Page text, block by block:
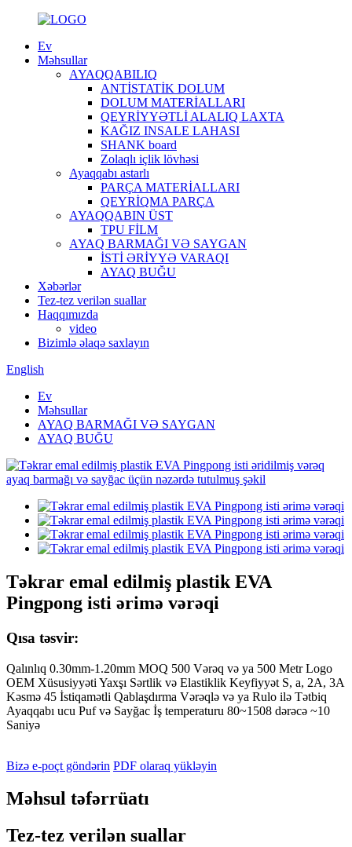
Ev
Məhsullar
AYAQQABILIQ
ANTİSTATİK DOLUM
DOLUM MATERİALLARI
QEYRİYYƏTLİ ALALIQ LAXTA
KAĞIZ INSALE LAHASI
SHANK board
Zolaqlı içlik lövhəsi
Ayaqqabı astarlı
PARÇA MATERİALLARI
QEYRİQMA PARÇA
AYAQQABIN ÜST
TPU FİLM
AYAQ BARMAĞI VƏ SAYGAN
İSTİ ƏRİYYƏ VARAQI
AYAQ BUĞU
Xəbərlər
Tez-tez verilən suallar
Haqqımızda
video
Bizimlə əlaqə saxlayın
English
Ev
Məhsullar
AYAQ BARMAĞI VƏ SAYGAN
AYAQ BUĞU
Təkrar emal edilmiş plastik EVA
Pingpong isti ərimə vərəqi
Qısa təsvir:
Qalınlıq 0.30mm-1.20mm MOQ 500 Vərəq və ya 500 Metr Logo
OEM Xüsusiyyəti Yaxşı Sərtlik və Elastiklik Keyfiyyət S, a, 2A, 3A
Kəsmə 45 İstiqamətli Qablaşdırma Vərəqlə və ya Rulo ilə Tətbiq
Ayaqqabı ucu Puf və Sayğac İş temperaturu 80~1508 dərəcə ~10
Saniyə
Bizə e-poçt göndərin PDF olaraq yükləyin
Məhsul təfərrüatı
Tez-tez verilən suallar